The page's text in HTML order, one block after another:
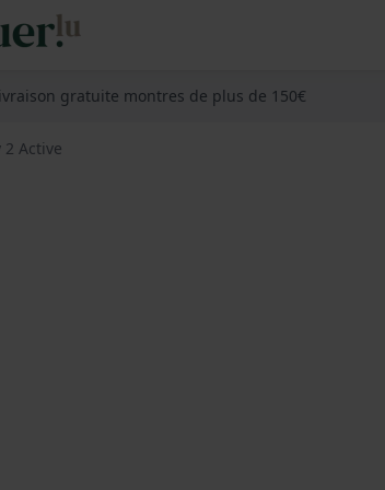
gratuite montres de plus de 150€
Active